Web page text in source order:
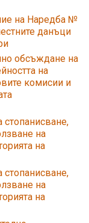
на Наредба №
данъци
обсъждане на
на
комисии и
на
на
на
на